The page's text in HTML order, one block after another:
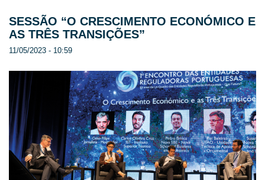
SESSÃO “O CRESCIMENTO ECONÓMICO E
AS TRÊS TRANSIÇÕES”
11/05/2023 - 10:59